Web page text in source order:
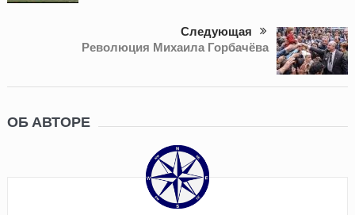
Следующая
Революция Михаила Горбачёва
ОБ АВТОРЕ